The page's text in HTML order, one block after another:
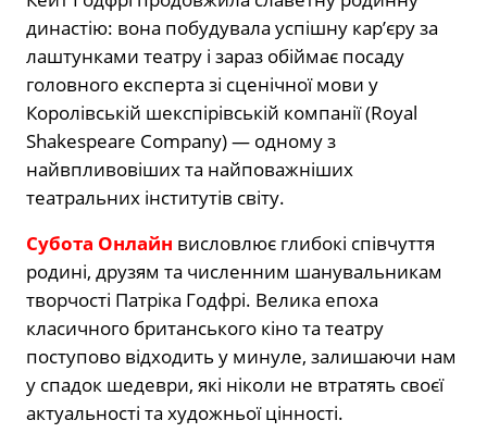
династію: вона побудувала успішну кар’єру за
лаштунками театру і зараз обіймає посаду
головного експерта зі сценічної мови у
Королівській шекспірівській компанії (Royal
Shakespeare Company) — одному з
найвпливовіших та найповажніших
театральних інститутів світу.
Субота Онлайн висловлює глибокі співчуття
родині, друзям та численним шанувальникам
творчості Патріка Годфрі. Велика епоха
класичного британського кіно та театру
поступово відходить у минуле, залишаючи нам
у спадок шедеври, які ніколи не втратять своєї
актуальності та художньої цінності.